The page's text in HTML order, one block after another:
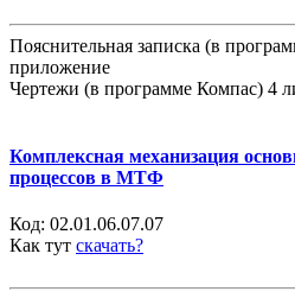
Пояснительная записка (в
приложение
Чертежи (в программе Компас) 4
Комплексная механизация
процессов в МТФ
Код: 02.01.06.07.07
Как тут скачать?